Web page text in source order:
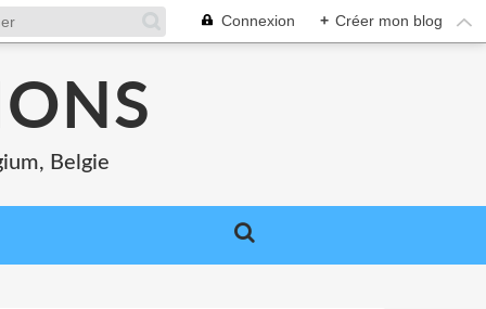
Connexion + Créer mon blog
Belgie